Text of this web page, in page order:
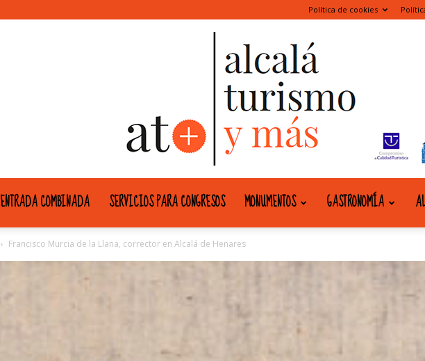
Política de cookies
ENTRADA COMBINADA SERVICIOS PARA CONGRESOS MONUMENTOS GASTRONOMÍA
Francisco Murcia de la Llana, corrector en Alcalá de Henares